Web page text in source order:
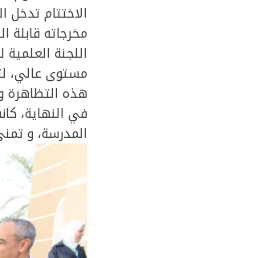
الاختتام
مخرجاته
اللجنة
مستوى عالي،
هذه التظاهرة
في النهاية،
المدرسة، و